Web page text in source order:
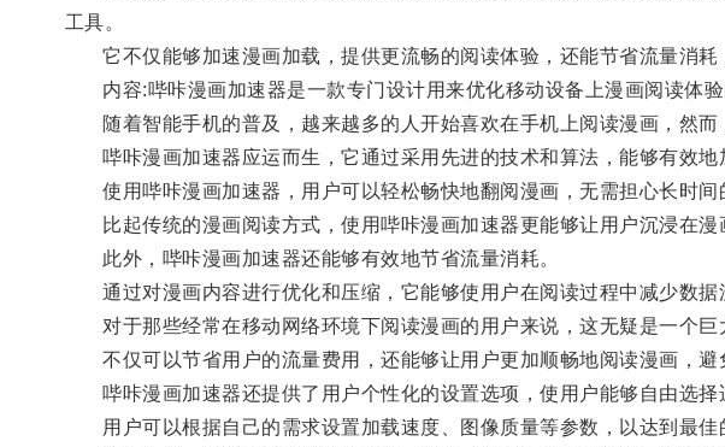
工具。
它不仅能够加速漫画加载，提供更流畅的阅读体验，还能节省流量消耗
内容:哔咔漫画加速器是一款专门设计用来优化移动设备上漫画阅读体验
随着智能手机的普及，越来越多的人开始喜欢在手机上阅读漫画，然而
哔咔漫画加速器应运而生，它通过采用先进的技术和算法，能够有效地
使用哔咔漫画加速器，用户可以轻松畅快地翻阅漫画，无需担心长时间
比起传统的漫画阅读方式，使用哔咔漫画加速器更能够让用户沉浸在漫
此外，哔咔漫画加速器还能够有效地节省流量消耗。
通过对漫画内容进行优化和压缩，它能够使用户在阅读过程中减少数据
对于那些经常在移动网络环境下阅读漫画的用户来说，这无疑是一个巨
不仅可以节省用户的流量费用，还能够让用户更加顺畅地阅读漫画，避
哔咔漫画加速器还提供了用户个性化的设置选项，使用户能够自由选择
用户可以根据自己的需求设置加载速度、图像质量等参数，以达到最佳